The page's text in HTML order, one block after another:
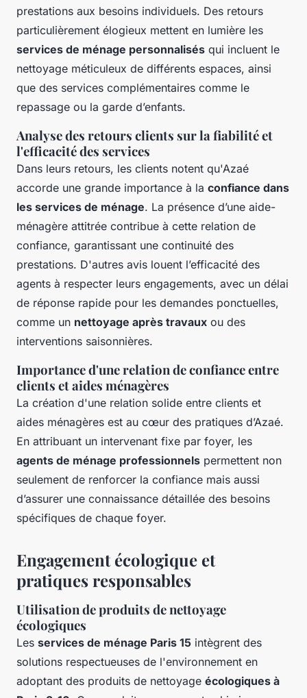
prestations aux besoins individuels. Des retours
particulièrement élogieux mettent en lumière les
services de ménage personnalisés qui incluent le
nettoyage méticuleux de différents espaces, ainsi
que des services complémentaires comme le
repassage ou la garde d’enfants.
Analyse des retours clients sur la fiabilité et
l'efficacité des services
Dans leurs retours, les clients notent qu'Azaé
accorde une grande importance à la confiance dans
les services de ménage. La présence d’une aide-
ménagère attitrée contribue à cette relation de
confiance, garantissant une continuité des
prestations. D'autres avis louent l’efficacité des
agents à respecter leurs engagements, avec un délai
de réponse rapide pour les demandes ponctuelles,
comme un nettoyage après travaux ou des
interventions saisonnières.
Importance d'une relation de confiance entre
clients et aides ménagères
La création d'une relation solide entre clients et
aides ménagères est au cœur des pratiques d’Azaé.
En attribuant un intervenant fixe par foyer, les
agents de ménage professionnels permettent non
seulement de renforcer la confiance mais aussi
d’assurer une connaissance détaillée des besoins
spécifiques de chaque foyer.
Engagement écologique et
pratiques responsables
Utilisation de produits de nettoyage
écologiques
Les services de ménage Paris 15 intègrent des
solutions respectueuses de l'environnement en
adoptant des produits de nettoyage écologiques à